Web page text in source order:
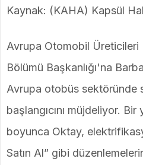
Kaynak: (KAHA) Kapsül
Avrupa Otomobil
Bölümü Başkanlığı'na
Avrupa otobüs sektöründe
başlangıcını müjdeliyor. Bir
boyunca Oktay,
Satın Al” gibi